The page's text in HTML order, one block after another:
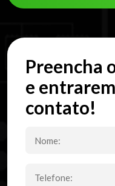
Preencha
e
contato!